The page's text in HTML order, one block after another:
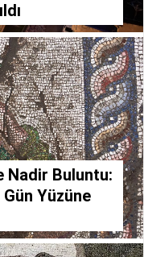
Nadir Buluntu:
Gün Yüzüne